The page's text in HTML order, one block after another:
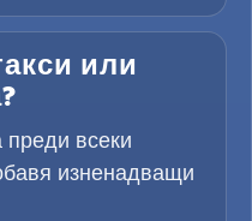
или
преди всеки
изненадващи